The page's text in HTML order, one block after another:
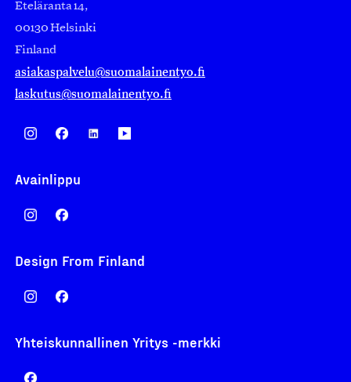
Eteläranta 14,
00130 Helsinki
Finland
asiakaspalvelu@suomalainentyo.fi
laskutus@suomalainentyo.fi
Avainlippu
Design From Finland
Yhteiskunnallinen Yritys -merkki